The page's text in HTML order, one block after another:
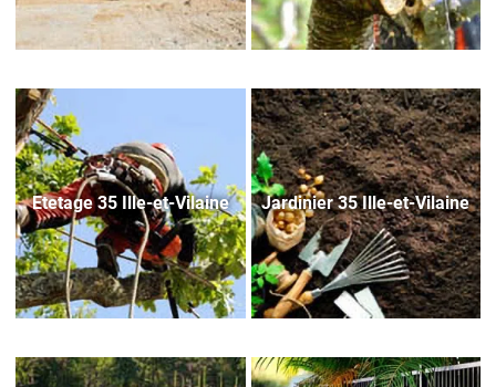
Etetage 35 Ille-et-Vilaine Jardinier 35 Ille-et-Vilaine